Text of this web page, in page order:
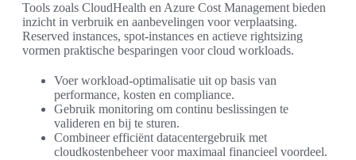
Tools zoals CloudHealth en Azure Cost Management bieden
inzicht in verbruik en aanbevelingen voor verplaatsing.
Reserved instances, spot-instances en actieve rightsizing
vormen praktische besparingen voor cloud workloads.
Voer workload-optimalisatie uit op basis van
performance, kosten en compliance.
Gebruik monitoring om continu beslissingen te
valideren en bij te sturen.
Combineer efficiënt datacentergebruik met
cloudkostenbeheer voor maximaal financieel voordeel.